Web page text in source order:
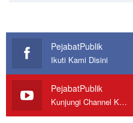
PejabatPublik
Ikuti Kami Disini
PejabatPublik
Kunjungi Channel Kami